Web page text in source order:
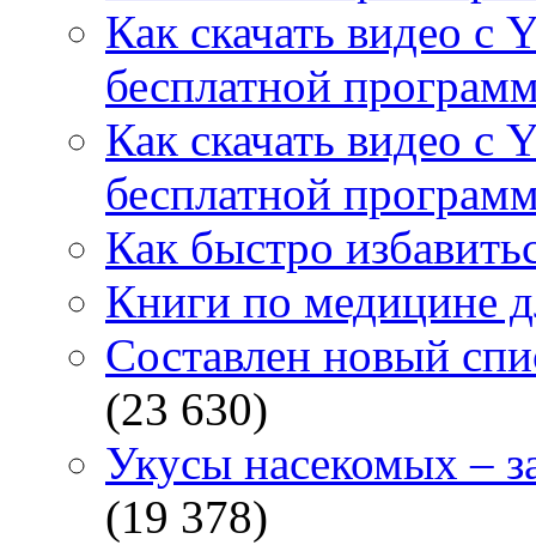
Как скачать видео с
бесплатной
Как скачать видео с
бесплатной
Как быстро
Книги по медицине
Составлен новый
(23 630)
Укусы насекомых –
(19 378)